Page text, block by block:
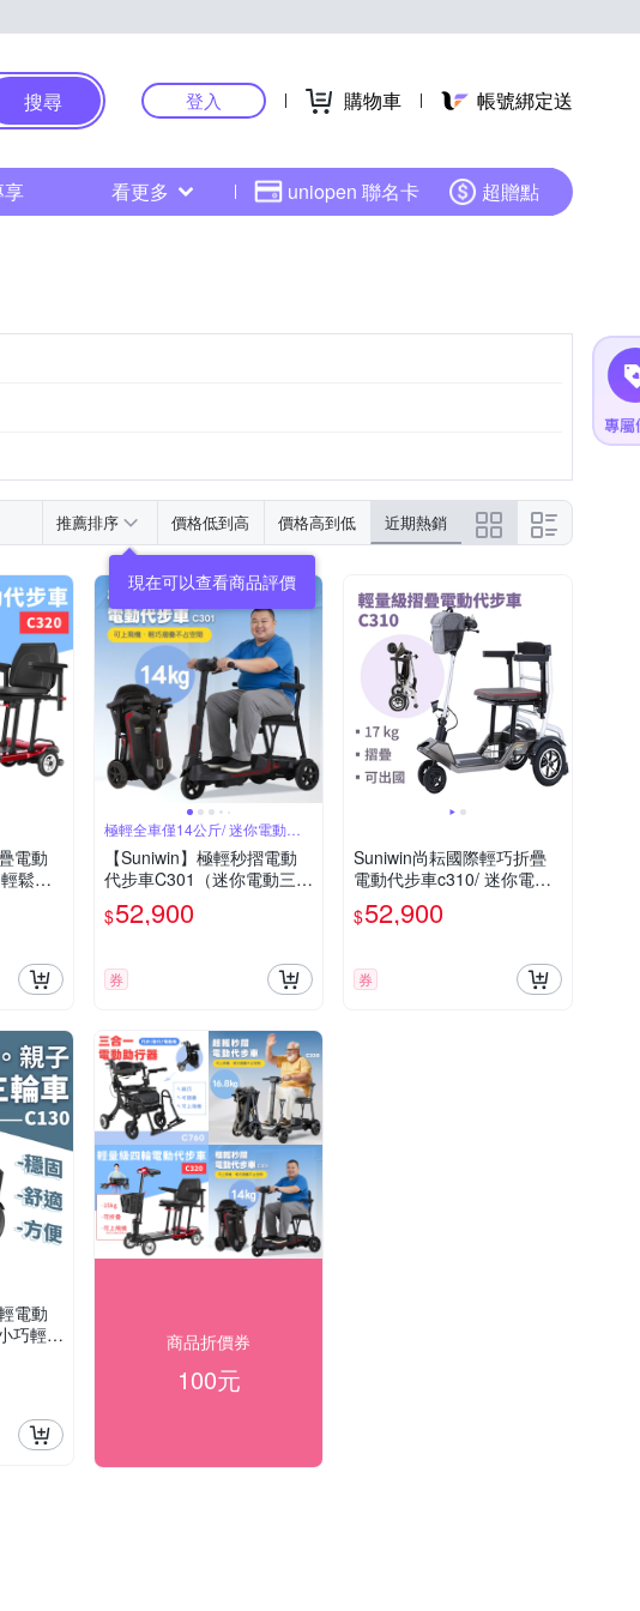
搜尋 登入 購物車 帳號綁定送
看更多 uniopen 聯名卡 超贈點
推薦排序 價格低到高 價格高到低 近期熱銷
現在可以查看商品評價
電動
鬆摺
/ 室
極輕全車僅14公斤/ 迷你電動三
輪車
【Suniwin】極輕秒摺電動
代步車C301（迷你電動三輪
車/ 出國首選/ 老人長輩/ 行
動不便）
$52,900
券
Suniwin尚耘國際輕巧折疊
電動代步車c310/ 迷你電動
四輪車/ 室內戶外出遊/ 國內
外旅行
$52,900
券
電動
巧輕便
商品折價券
100元